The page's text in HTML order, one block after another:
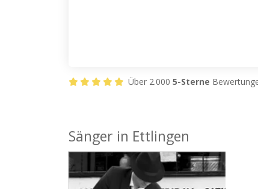
Über 2.000 5-Sterne
Sänger in Ettlingen